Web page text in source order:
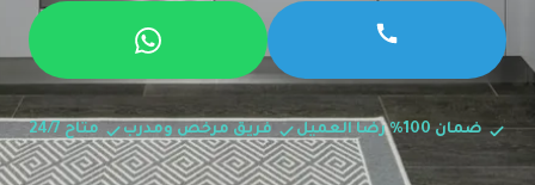
ضمان 100% رضا العميل فريق مرخص ومدرب متاح 24/7